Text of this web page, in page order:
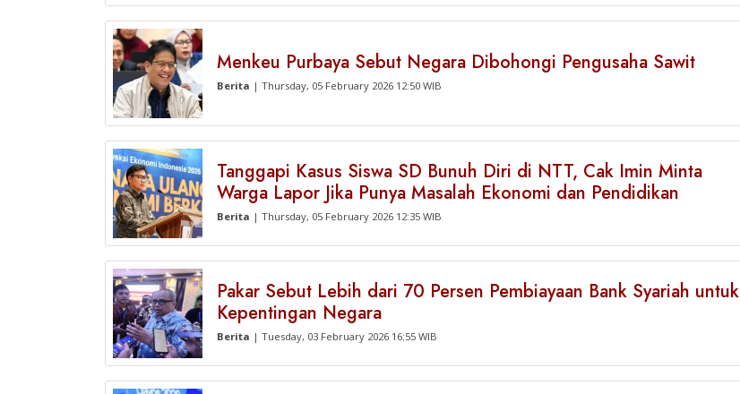
Menkeu Purbaya Sebut Negara Dibohongi Pengusaha Sawit
Berita | Thursday, 05 February 2026 12:50 WIB
Tanggapi Kasus Siswa SD Bunuh Diri di NTT, Cak Imin Minta
Warga Lapor Jika Punya Masalah Ekonomi dan Pendidikan
Berita | Thursday, 05 February 2026 12:35 WIB
Pakar Sebut Lebih dari 70 Persen Pembiayaan Bank Syariah untuk
Kepentingan Negara
Berita | Tuesday, 03 February 2026 16:55 WIB